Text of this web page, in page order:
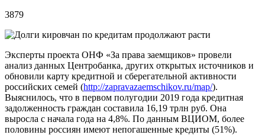
3879
Эксперты проекта ОНФ «За права заемщиков» провели
анализ данных Центробанка, других открытых источников и
обновили карту кредитной и сберегательной активности
российских семей (http://zapravazaemschikov.ru/map/).
Выяснилось, что в первом полугодии 2019 года кредитная
задолженность граждан составила 16,19 трлн руб. Она
выросла с начала года на 4,8%. По данным ВЦИОМ, более
половины россиян имеют непогашенные кредиты (51%).